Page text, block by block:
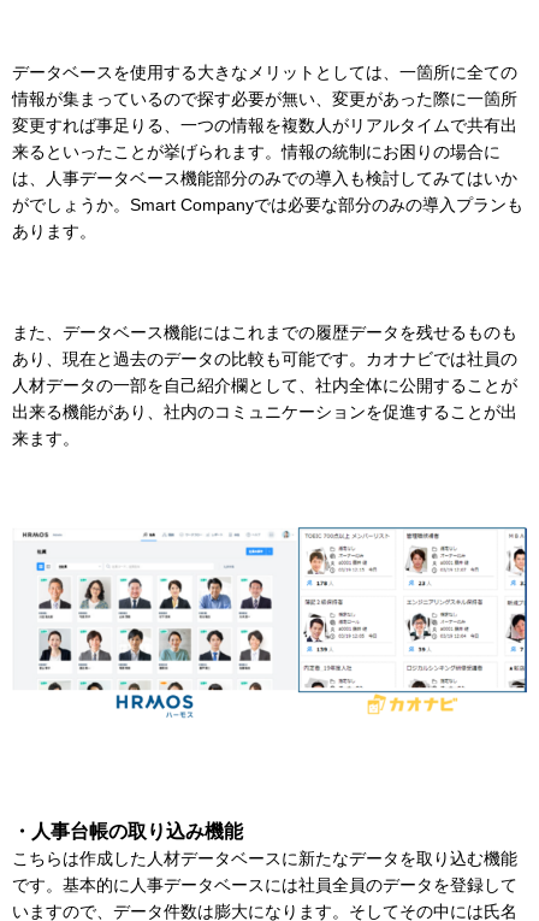
データベースを使用する大きなメリットとしては、一箇所に全ての
情報が集まっているので探す必要が無い、変更があった際に一箇所
変更すれば事足りる、一つの情報を複数人がリアルタイムで共有出
来るといったことが挙げられます。情報の統制にお困りの場合に
は、人事データベース機能部分のみでの導入も検討してみてはいか
がでしょうか。Smart Companyでは必要な部分のみの導入プランも
あります。
また、データベース機能にはこれまでの履歴データを残せるものも
あり、現在と過去のデータの比較も可能です。カオナビでは社員の
人材データの一部を自己紹介欄として、社内全体に公開することが
出来る機能があり、社内のコミュニケーションを促進することが出
来ます。
・人事台帳の取り込み機能
こちらは作成した人材データベースに新たなデータを取り込む機能
です。基本的に人事データベースには社員全員のデータを登録して
いますので、データ件数は膨大になります。そしてその中には氏名